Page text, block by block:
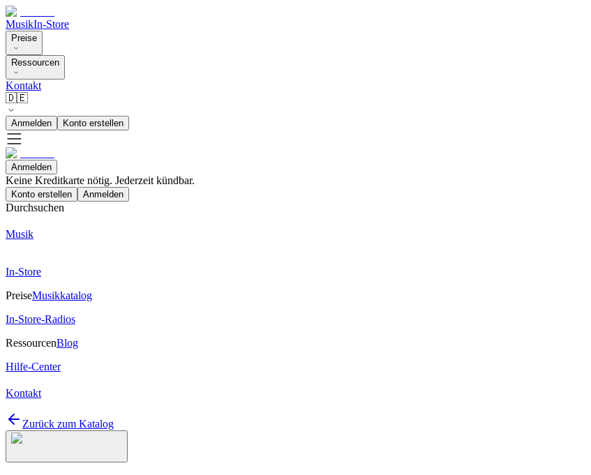
MusikIn-Store
Preise
Ressourcen
Kontakt
🇩🇪
Anmelden Konto erstellen
Anmelden
Keine Kreditkarte nötig. Jederzeit kündbar.
Konto erstellen Anmelden
Durchsuchen
Musik
In-Store
PreiseMusikkatalog
In-Store-Radios
RessourcenBlog
Hilfe-Center
Kontakt
Zurück zum Katalog